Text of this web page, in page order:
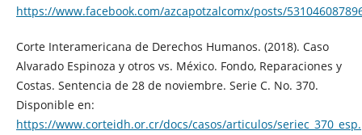
https://www.facebook.com/azcapotzalcomx/posts/
Corte Interamericana de Derechos Humanos. (2018). Caso
Alvarado Espinoza y otros vs. México. Fondo, Reparaciones y
Costas. Sentencia de 28 de noviembre. Serie C. No. 370.
Disponible en:
https://www.corteidh.or.cr/docs/casos/articulos/